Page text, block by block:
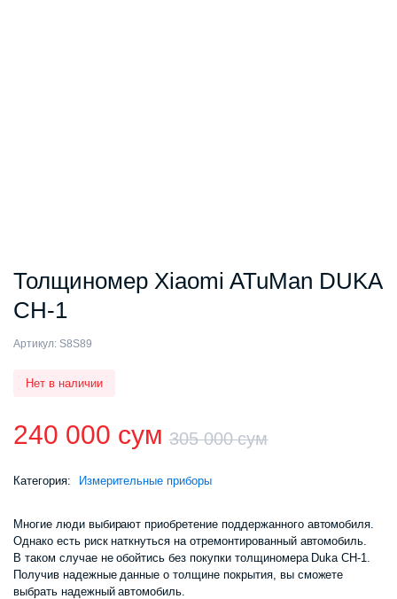
Толщиномер Xiaomi ATuMan DUKA
CH-1
Артикул: S8S89
Нет в наличии
305 000сум
240 000 сум
240
Категория: Измерительные приборы
Многие люди выбирают приобретение поддержанного автомобиля.
Однако есть риск наткнуться на отремонтированный автомобиль.
В таком случае не обойтись без покупки толщиномера Duka CH-1.
Получив надежные данные о толщине покрытия, вы сможете
выбрать надежный автомобиль.